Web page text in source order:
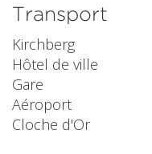
Transport
Kirchberg
Hôtel de ville
Gare
Aéroport
Cloche d'Or